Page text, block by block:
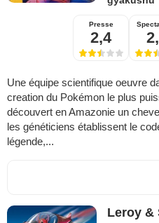
Presse
2,4
Une équipe scientifique oeuvre
creation du Pokémon le plus
découvert en Amazonie un
les généticiens établissent le
légende,...
Leroy &